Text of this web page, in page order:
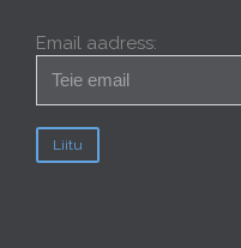
Email aadress: